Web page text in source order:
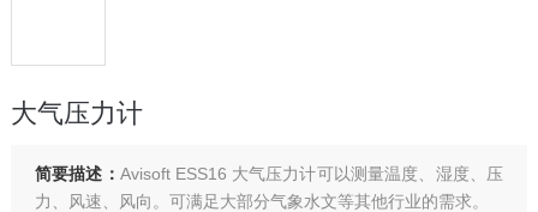
大气压力计
简要描述： Avisoft ESS16 大气压力计可以测量温度、湿度、压
力、风速、风向。可满足大部分气象水文等其他行业的需求。